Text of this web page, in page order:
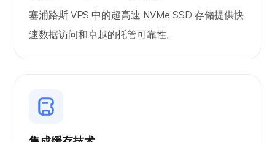
Plex
塞浦路斯 VPS 中的超高速 NVMe SSD 存储提供快
速数据访问和卓越的托管可靠性。